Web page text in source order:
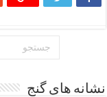
نشانه های گنج